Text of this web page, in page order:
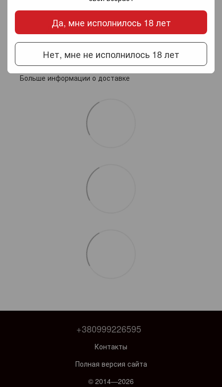
Да, мне исполнилось 18 лет
Нет, мне не исполнилось 18 лет
Доставка Оплата Гарантия
Новой почтой по Украине — по тарифам перевозчика.
Самовывоз из салонов Invino в Харькове
Больше информации о доставке
+380999226595
Контакты
Полная версия сайта
© 2014—2026